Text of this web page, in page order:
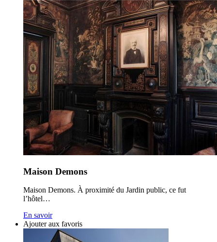
Maison Demons
Maison Demons. À proximité du Jardin public, ce fut
l’hôtel…
En savoir
Ajouter aux favoris